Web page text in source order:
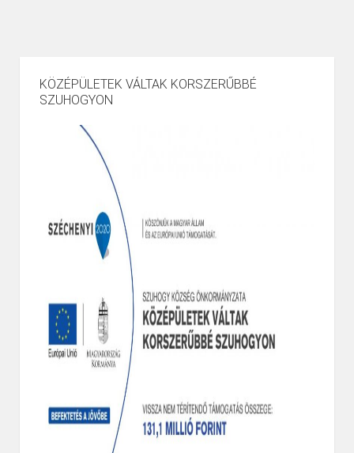
KÖZÉPÜLETEK VÁLTAK KORSZERŰBBÉ
SZUHOGYON